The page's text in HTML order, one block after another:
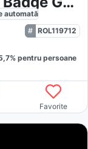
automată
ROL119712
% pentru persoane
Favorite